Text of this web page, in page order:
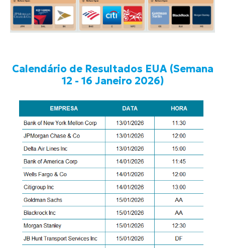
Calendário de Resultados EUA (Semana
12 - 16 Janeiro 2026)